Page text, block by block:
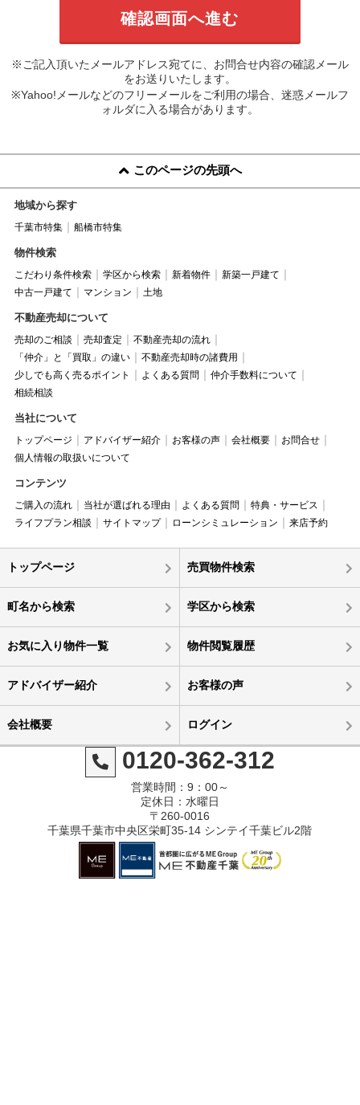
※ご記入頂いたメールアドレス宛てに、お問合せ内容の確認メール
をお送りいたします。
※Yahoo!メールなどのフリーメールをご利用の場合、迷惑メールフ
ォルダに入る場合があります。
このページの先頭へ
地域から探す
千葉市特集 船橋市特集
物件検索
こだわり条件検索 学区から検索 新着物件
新築一戸建て
中古一戸建て
マンション 土地
不動産売却について
売却のご相談 売却査定
不動産売却の流れ
「仲介」と「買取」の違い
不動産売却時の諸費用
少しでも高く売るポイント
よくある質問
仲介手数料について
相続相談
当社について
トップページ アドバイザー紹介 お客様の声 会社概要
お問合せ
個人情報の取扱いについて
コンテンツ
ご購入の流れ 当社が選ばれる理由 よくある質問
特典・サービス
ライフプラン相談
サイトマップ ローンシミュレーション 来店予約
トップページ 売買物件検索
町名から検索 学区から検索
お気に入り物件一覧 物件閲覧履歴
アドバイザー紹介 お客様の声
会社概要 ログイン
0120-362-312
営業時間：9：00～
定休日：水曜日
〒260-0016
千葉県千葉市中央区栄町35-14 シンテイ千葉ビル2階